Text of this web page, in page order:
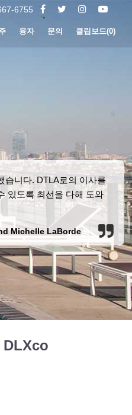
6755
융자 문의 클립보드(0)
습니다. DTLA로의 이사를
있도록 최선을 다해 도와
Michelle LaBorde